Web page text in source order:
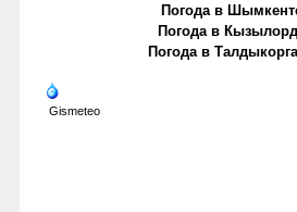
Погода в
Погода в
Погода в
Gismeteo